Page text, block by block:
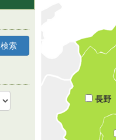
長野